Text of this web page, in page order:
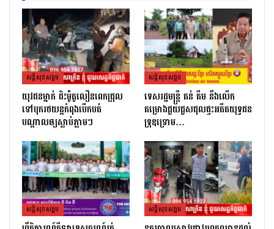
សន្តិសុខសង្គម
យុវជនម្នាក់ ជិះម៉ូតូលឿនពេកជ្រុល
ទៅបុករថយន្តកំពុងបើកបត់
បណ្តាលឲ្យស្លាប់ភ្លាមៗ
សន្តិសុខសង្គម
ទេសរដ្ឋមន្រ្តី គន់ គីម នឹងលើក
គម្រោងជួយជួសជុលផ្ទះអតីតយុទ្ធជន
ទ្រុឌទ្រោម…
សន្តិសុខសង្គម សន្តិសុខសង្គម